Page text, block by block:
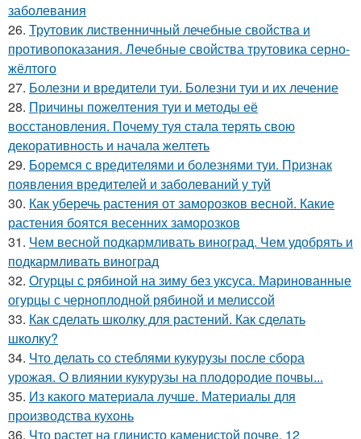
заболевания
26. Трутовик лиственничный лечебные свойства и
противопоказания. Лечебные свойства трутовика серно-
жёлтого
27. Болезни и вредители туи. Болезни туи и их лечение
28. Причины пожелтения туи и методы её
восстановления. Почему туя стала терять свою
декоративность и начала желтеть
29. Боремся с вредителями и болезнями туи. Признак
появления вредителей и заболеваний у туй
30. Как уберечь растения от заморозков весной. Какие
растения боятся весенних заморозков
31. Чем весной подкармливать виноград. Чем удобрять и
подкармливать виноград
32. Огурцы с рябиной на зиму без уксуса. Маринованные
огурцы с черноплодной рябиной и мелиссой
33. Как сделать школку для растений. Как сделать
школку?
34. Что делать со стеблями кукурузы после сбора
урожая. О влиянии кукурузы на плодородие почвы...
35. Из какого материала лучше. Материалы для
производства кухонь
36. Что растет на глинисто каменистой почве. 12